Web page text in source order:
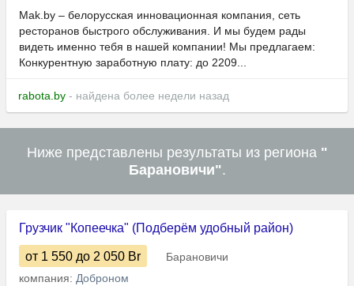
Mak.by – белорусская инновационная компания, сеть
ресторанов быстрого обслуживания. И мы будем рады
видеть именно тебя в нашей компании! Мы предлагаем:
Конкурентную заработную плату: до 2209...
rabota.by - найдена более недели назад
Ниже представлены результаты из региона "
Барановичи".
Грузчик "Копеечка" (Подберём удобный район)
от 1 550 до 2 050 Br
Барановичи
компания: Доброном